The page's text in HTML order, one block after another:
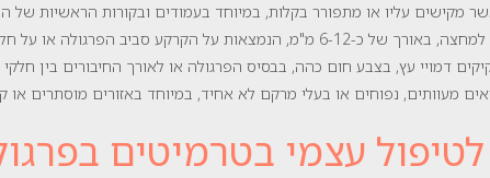
מקישים עליו או מתפורר בקלות, במיוחד בעמודים ובקורות הראשיות של
על הקרקע סביב הפרגולה או על חלקי העץ עצמם.
דמויי עץ, בצבע חום כהה, בבסיס הפרגולה או לאורך החיבורים בין
מעוותים, נפוחים או בעלי מרקם לא אחיד, במיוחד באזורים מוסתרים או
עצמי בטרמיטים